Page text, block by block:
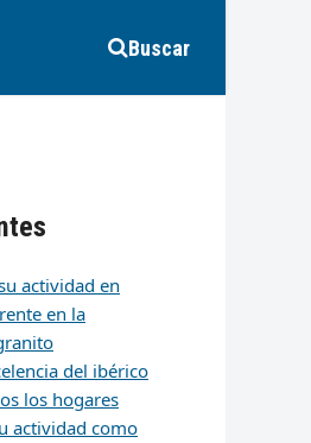
Buscar
actividad en
en la
del ibérico
los hogares
actividad como